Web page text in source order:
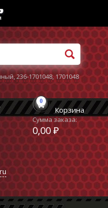
,236-1701048,1701048
0
Корзина
Сумма заказа:
0,00 ₽